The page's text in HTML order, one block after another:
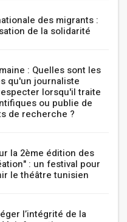
des migrants :
de la solidarité
: Quelles sont les
qu'un journaliste
lorsqu'il traite
ou publie de
de recherche ?
la 2ème édition des
: un festival pour
le théâtre tunisien
l’intégrité de la